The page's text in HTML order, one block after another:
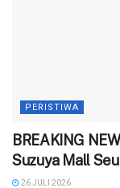
PERISTIWA
BREAKING
Suzuya Mall
26 JULI 2026